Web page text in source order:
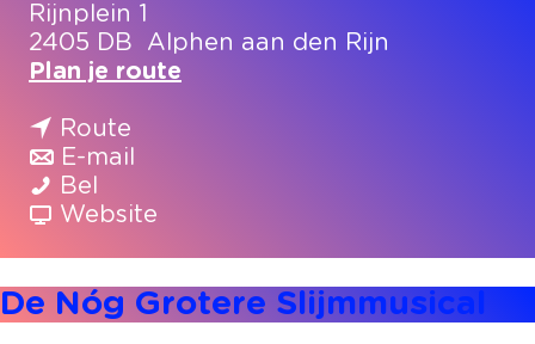
Rijnplein 1
2405 DB
Alphen aan den Rijn
Plan je route
g
G
Route
r
N
ó
E-mail
a
e
N
Bel
e
g
G
Website
D
e
De Nóg Grotere Slijmmusical